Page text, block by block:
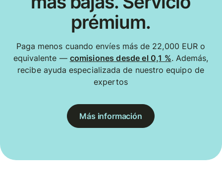
prémium.
Paga menos cuando envíes más de 22,000 EUR o
equivalente — comisiones desde el 0,1 %. Además,
recibe ayuda especializada de nuestro equipo de
expertos
Más información